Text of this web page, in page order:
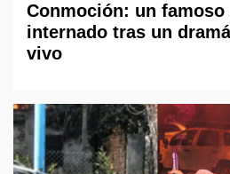
Conmoción: un
internado tras un
vivo